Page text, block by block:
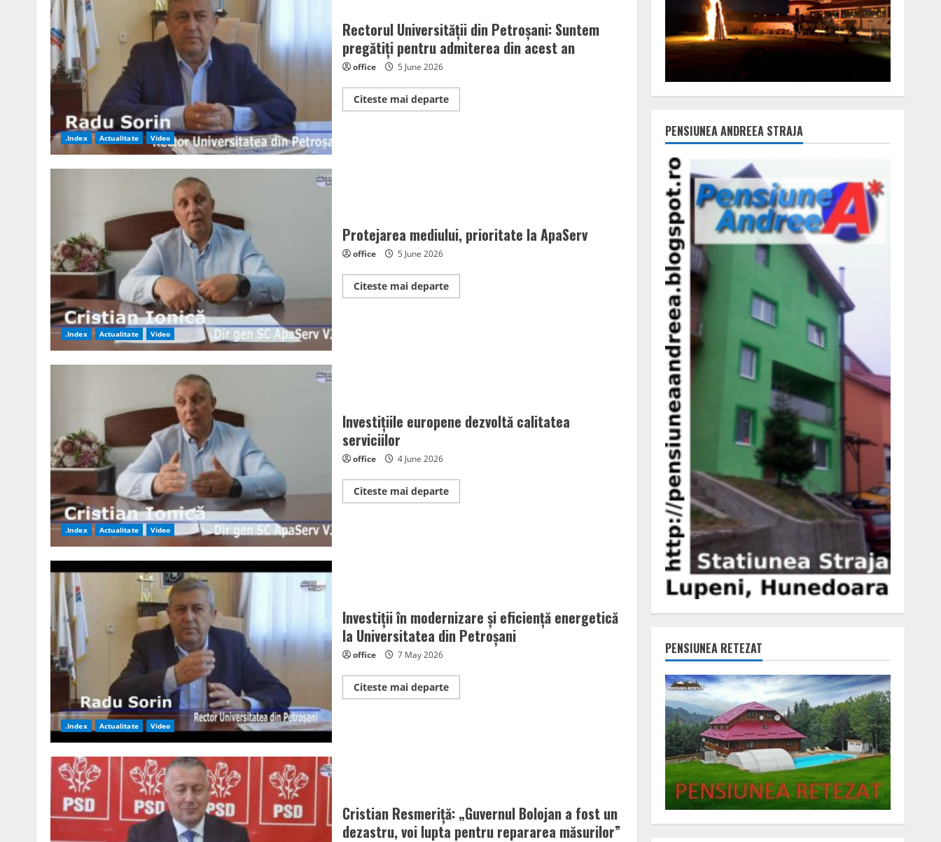
.Index Actualitate Video
Rectorul Universității din Petroșani: Suntem
pregătiți pentru admiterea din acest an
office 5 June 2026
Citeste mai departeRead
more
.Index Actualitate Video
Protejarea mediului, prioritate la ApaServ
office 5 June 2026
Citeste mai departeRead
more
.Index Actualitate Video
Investițiile europene dezvoltă calitatea
serviciilor
office 4 June 2026
Citeste mai departeRead
more
.Index Actualitate Video
Investiții în modernizare și eficiență energetică
la Universitatea din Petroșani
office 7 May 2026
Citeste mai departeRead
more
Cristian Resmeriță: „Guvernul Bolojan a fost un
dezastru, voi lupta pentru repararea măsurilor”
PENSIUNEA ANDREEA STRAJA
PENSIUNEA RETEZAT